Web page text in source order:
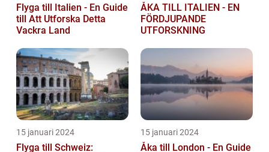
Flyga till Italien - En Guide
till Att Utforska Detta
Vackra Land
ÅKA TILL ITALIEN - EN
FÖRDJUPANDE
UTFORSKNING
15 januari 2024
Flyga till Schweiz:
15 januari 2024
Åka till London - En Guide